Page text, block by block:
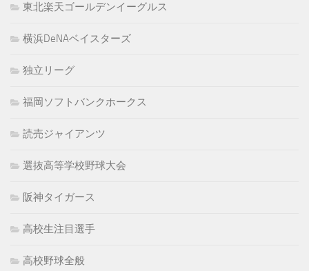
東北楽天ゴールデンイーグルス
横浜DeNAベイスターズ
独立リーグ
福岡ソフトバンクホークス
読売ジャイアンツ
選抜高等学校野球大会
阪神タイガース
高校生注目選手
高校野球全般